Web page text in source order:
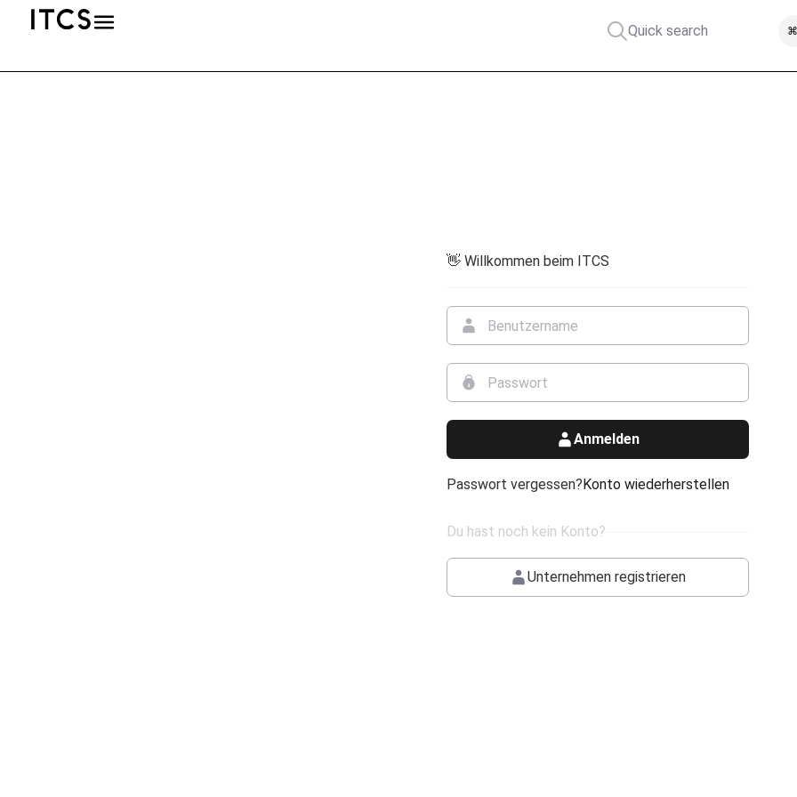
Quick search
👋 Willkommen beim ITCS
Anmelden
Passwort vergessen?Konto wiederherstellen
Du hast noch kein Konto?
Unternehmen registrieren